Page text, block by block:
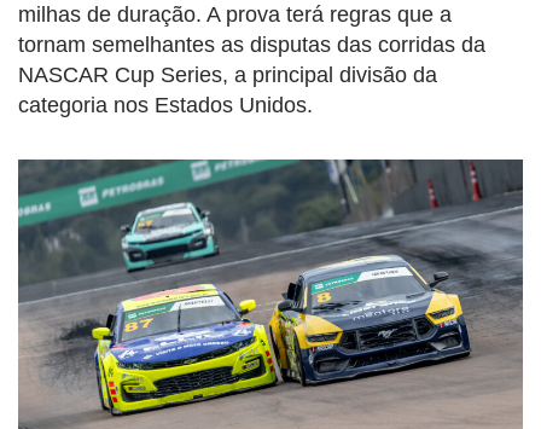
milhas de duração. A prova terá regras que a
tornam semelhantes as disputas das corridas da
NASCAR Cup Series, a principal divisão da
categoria nos Estados Unidos.